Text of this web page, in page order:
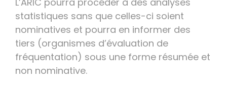
statistiques sans que celles-ci soient
nominatives et pourra en informer des
tiers (organismes d’évaluation de
fréquentation) sous une forme résumée et
non nominative.